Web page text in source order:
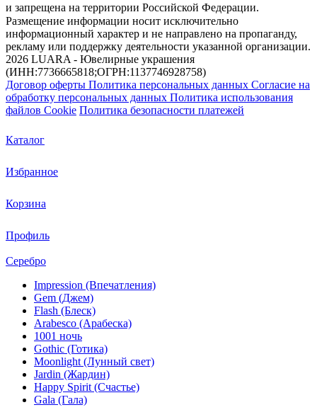
и запрещена на территории Российской Федерации.
Размещение информации носит исключительно
информационный характер и не направлено на пропаганду,
рекламу или поддержку деятельности указанной организации.
2026 LUARA - Ювелирные украшения
(ИНН:7736665818;ОГРН:1137746928758)
Договор оферты Политика персональных данных Согласие на
обработку персональных данных Политика использования
файлов Cookie Политика безопасности платежей
Каталог
Избранное
Корзина
Профиль
Серебро
Impression (Впечатления)
Gem (Джем)
Flash (Блеск)
Arabesco (Арабеска)
1001 ночь
Gothic (Готика)
Moonlight (Лунный свет)
Jardin (Жардин)
Happy Spirit (Счастье)
Gala (Гала)